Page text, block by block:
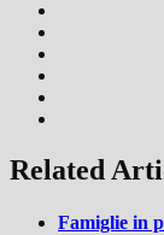
Related
Famiglie in